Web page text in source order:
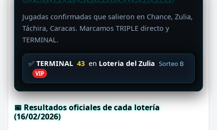
Jugadas confirmadas que salieron en Chance, Zulia,
Táchira, Caracas. Marcamos TRIPLE directo y
TERMINAL.
✅ TERMINAL 43 en Loteria del Zulia Sorteo B
VIP
📅 Resultados oficiales de cada lotería
(16/02/2026)